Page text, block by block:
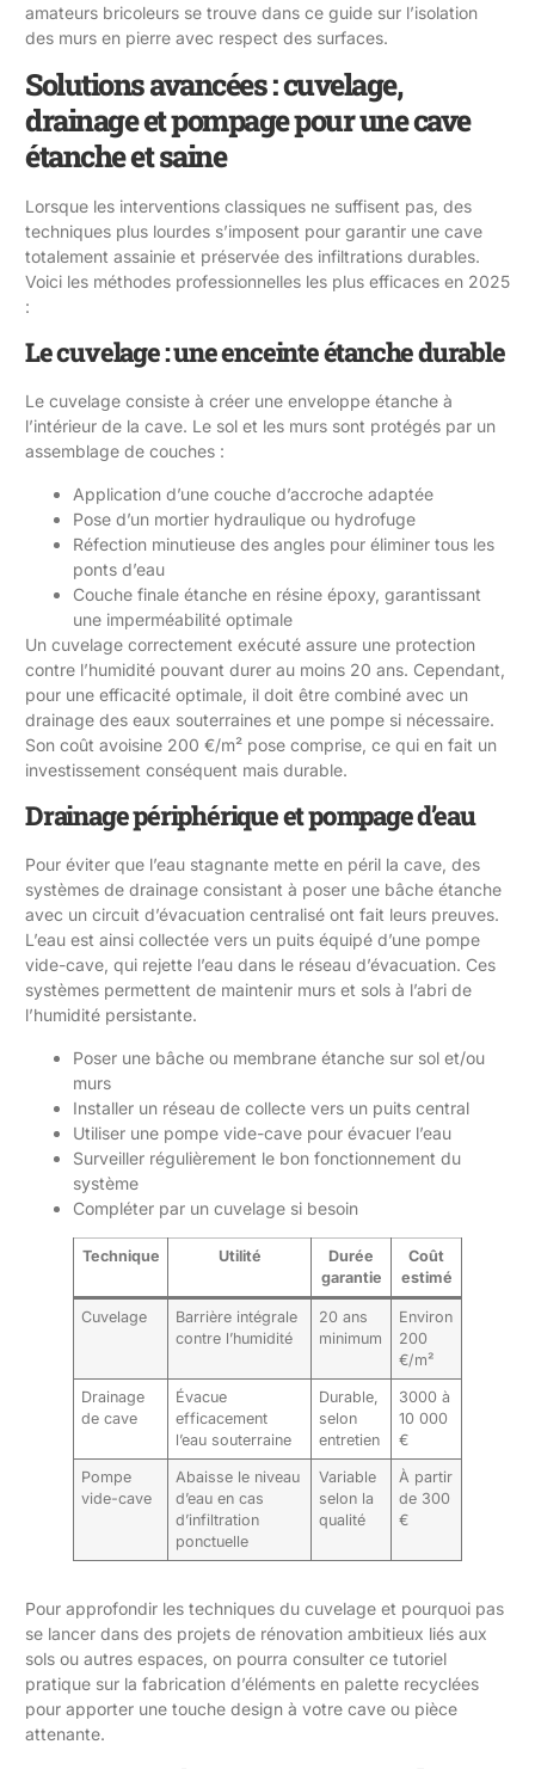
amateurs bricoleurs se trouve dans ce guide sur l’isolation
des murs en pierre avec respect des surfaces.
Solutions avancées : cuvelage,
drainage et pompage pour une cave
étanche et saine
Lorsque les interventions classiques ne suffisent pas, des
techniques plus lourdes s’imposent pour garantir une cave
totalement assainie et préservée des infiltrations durables.
Voici les méthodes professionnelles les plus efficaces en 2025
:
Le cuvelage : une enceinte étanche durable
Le cuvelage consiste à créer une enveloppe étanche à
l’intérieur de la cave. Le sol et les murs sont protégés par un
assemblage de couches :
Application d’une couche d’accroche adaptée
Pose d’un mortier hydraulique ou hydrofuge
Réfection minutieuse des angles pour éliminer tous les
ponts d’eau
Couche finale étanche en résine époxy, garantissant
une imperméabilité optimale
Un cuvelage correctement exécuté assure une protection
contre l’humidité pouvant durer au moins 20 ans. Cependant,
pour une efficacité optimale, il doit être combiné avec un
drainage des eaux souterraines et une pompe si nécessaire.
Son coût avoisine 200 €/m² pose comprise, ce qui en fait un
investissement conséquent mais durable.
Drainage périphérique et pompage d’eau
Pour éviter que l’eau stagnante mette en péril la cave, des
systèmes de drainage consistant à poser une bâche étanche
avec un circuit d’évacuation centralisé ont fait leurs preuves.
L’eau est ainsi collectée vers un puits équipé d’une pompe
vide-cave, qui rejette l’eau dans le réseau d’évacuation. Ces
systèmes permettent de maintenir murs et sols à l’abri de
l’humidité persistante.
Poser une bâche ou membrane étanche sur sol et/ou
murs
Installer un réseau de collecte vers un puits central
Utiliser une pompe vide-cave pour évacuer l’eau
Surveiller régulièrement le bon fonctionnement du
système
Compléter par un cuvelage si besoin
Technique Utilité
Durée
garantie
Coût
estimé
Cuvelage
Barrière intégrale
contre l’humidité
20 ans
minimum
Environ
200
€/m²
Drainage
de cave
Évacue
efficacement
l’eau souterraine
Durable,
selon
entretien
3000 à
10 000
€
Pompe
vide-cave
Abaisse le niveau
d’eau en cas
d’infiltration
ponctuelle
Variable
selon la
qualité
À partir
de 300
€
Pour approfondir les techniques du cuvelage et pourquoi pas
se lancer dans des projets de rénovation ambitieux liés aux
sols ou autres espaces, on pourra consulter ce tutoriel
pratique sur la fabrication d’éléments en palette recyclées
pour apporter une touche design à votre cave ou pièce
attenante.